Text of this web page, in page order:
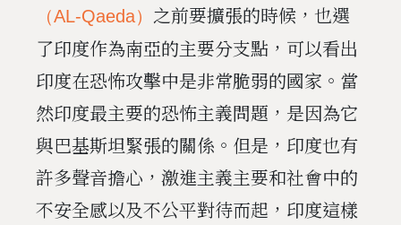
（AL-Qaeda） 之前要擴張的時候，也選
了印度作為南亞的主要分支點，可以看出
印度在恐怖攻擊中是非常脆弱的國家。當
然印度最主要的恐怖主義問題，是因為它
與巴基斯坦緊張的關係。但是，印度也有
許多聲音擔心，激進主義主要和社會中的
不安全感以及不公平對待而起，印度這樣